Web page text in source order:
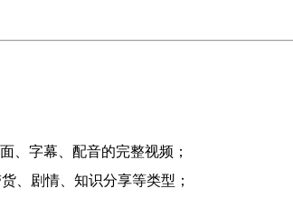
、字幕、配音的完整视频；
、剧情、知识分享等类型；